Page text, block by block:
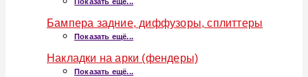
Бампера задние, диффузоры, сплиттеры
Показать ещё...
Накладки на арки (фендеры)
Показать ещё...